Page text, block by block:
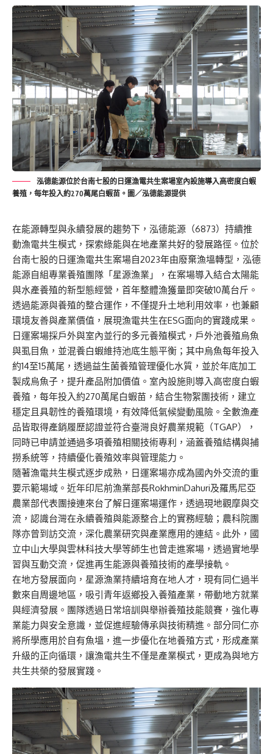
泓德能源位於台南七股的日運漁電共生案場室內設施導入高密度白蝦
養殖，每年投入約270萬尾白蝦苗。圖／泓德能源提供
在能源轉型與永續發展的趨勢下，泓德能源（6873）持續推
動漁電共生模式，探索綠能與在地產業共好的發展路徑。位於
台南七股的日運漁電共生案場自2023年由廢棄漁塭轉型，泓德
能源自組專業養殖團隊「星源漁業」，在案場導入結合太陽能
與水產養殖的新型態經營，首年整體漁獲量即突破10萬台斤。
透過能源與養殖的整合運作，不僅提升土地利用效率，也兼顧
環境友善與產業價值，展現漁電共生在ESG面向的實踐成果。
日運案場採戶外與室內並行的多元養殖模式，戶外池養殖烏魚
與虱目魚，並混養白蝦維持池底生態平衡；其中烏魚每年投入
約14至15萬尾，透過益生菌養殖管理優化水質，並於年底加工
製成烏魚子，提升產品附加價值。室內設施則導入高密度白蝦
養殖，每年投入約270萬尾白蝦苗，結合生物絮團技術，建立
穩定且具韌性的養殖環境，有效降低氣候變動風險。全數漁產
品皆取得產銷履歷認證並符合臺灣良好農業規範（TGAP），
同時已申請並通過多項養殖相關技術專利，涵蓋養殖結構與捕
撈系統等，持續優化養殖效率與管理能力。
隨著漁電共生模式逐步成熟，日運案場亦成為國內外交流的重
要示範場域。近年印尼前漁業部長RokhminDahuri及羅馬尼亞
農業部代表團接連來台了解日運案場運作，透過現地觀摩與交
流，認識台灣在永續養殖與能源整合上的實務經驗；農科院團
隊亦曾到訪交流，深化農業研究與產業應用的連結。此外，國
立中山大學與雲林科技大學等師生也曾走進案場，透過實地學
習與互動交流，促進再生能源與養殖技術的產學接軌。
在地方發展面向，星源漁業持續培育在地人才，現有同仁過半
數來自周邊地區，吸引青年返鄉投入養殖產業，帶動地方就業
與經濟發展。團隊透過日常培訓與舉辦養殖技能競賽，強化專
業能力與安全意識，並促進經驗傳承與技術精進。部分同仁亦
將所學應用於自有魚塭，進一步優化在地養殖方式，形成產業
升級的正向循環，讓漁電共生不僅是產業模式，更成為與地方
共生共榮的發展實踐。